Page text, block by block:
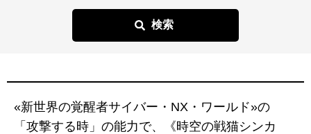
«新世界の覚醒者サイバー・NX・ワールド»の
「攻撃する時」の能力で、《時空の戦猫シンカ